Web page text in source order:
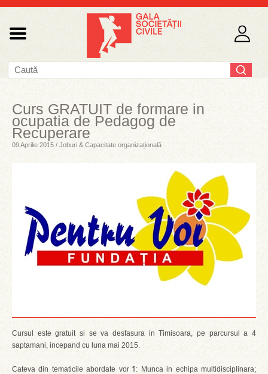
Curs GRATUIT de formare in
ocupatia de Pedagog de
Recuperare
09 Aprilie 2015 / Joburi & Capacitate organizațională
Cursul este gratuit si se va desfasura in Timisoara, pe parcursul a 4
saptamani, incepand cu luna mai 2015.
Cateva din tematicile abordate vor fi: Munca in echipa multidisciplinara;